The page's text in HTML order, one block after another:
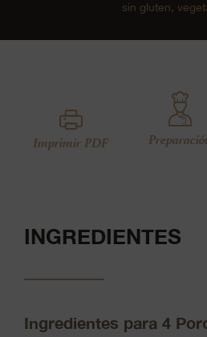
sin gluten,
Imprimir PDF
INGREDIENTES
Ingredientes para 4